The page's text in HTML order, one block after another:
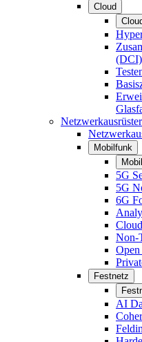
Cloud
(DCI)
Mobilfunk
5G
5G
6G
Non-
Festnetz
AI